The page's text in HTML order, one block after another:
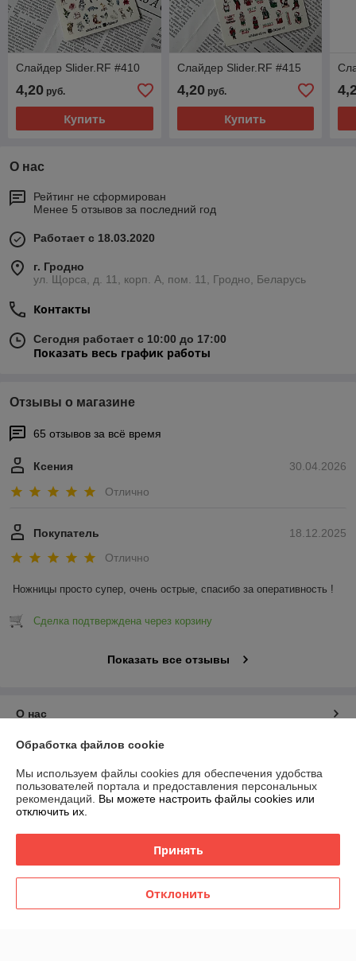
Слайдер Slider.RF #410
4,20 руб.
Купить
Слайдер Slider.RF #415
4,20руб.
Купить
О нас
Рейтинг не сформирован
Менее 5 отзывов за последний год
Работает с 18.03.2020
г. Гродно
ул. Щорса, д. 11, корп. А, пом. 11, Гродно, Беларусь
Контакты
Сегодня работает с 10:00 до 17:00
Показать весь график работы
Отзывы о магазине
65 отзывов за всё время
30.04.2026
Ксения
Отлично
18.12.2025
Покупатель
Отлично
Ножницы просто супер, очень острые, спасибо за оперативность !
Сделка подтверждена через корзину
Показать все отзывы
О нас
Контакты
Доставка и оплата
Полная версия сайта
Политика обработки cookies
Обработка файлов cookie
Мы используем файлы cookies для обеспечения удобства
пользователей портала и предоставления персональных
рекомендаций. Вы можете настроить файлы cookies или
отключить их.
Принять
Отклонить